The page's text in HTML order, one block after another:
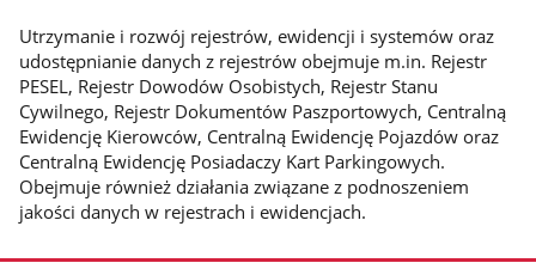
Utrzymanie i rozwój rejestrów, ewidencji i systemów oraz
udostępnianie danych z rejestrów obejmuje m.in. Rejestr
PESEL, Rejestr Dowodów Osobistych, Rejestr Stanu
Cywilnego, Rejestr Dokumentów Paszportowych, Centralną
Ewidencję Kierowców, Centralną Ewidencję Pojazdów oraz
Centralną Ewidencję Posiadaczy Kart Parkingowych.
Obejmuje również działania związane z podnoszeniem
jakości danych w rejestrach i ewidencjach.